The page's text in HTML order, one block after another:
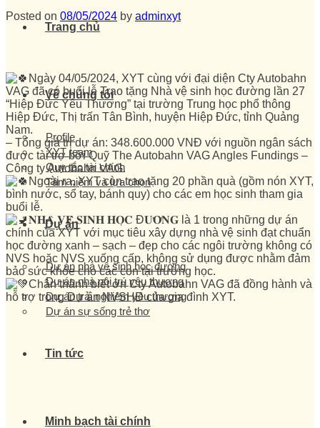
Trang chủ
Về chúng tôi
Profile
XYT team
Quy tắc tài chính
Tâm niệm và lựa chọn
Dự án
Dự án nhà vệ sinh học đường
Dự án nhà nội trú yêu thương
Dự án trải nghiệm yêu thương
Dự án sự sống trẻ thơ
Tin tức
Minh bạch tài chính
Posted on 08/05/2024 by adminxyt
Ngày 04/05/2024, XYT cùng với đại diện Cty Autobahn
VAG đã có buổi lễ Trao tặng Nhà vệ sinh học đường lần 27
“Hiệp Đức Yêu Thương” tại trường Trung học phổ thông
Hiệp Đức, Thị trấn Tân Bình, huyện Hiệp Đức, tỉnh Quảng
Nam.
– Tổng giá trị dự án: 348.600.000 VNĐ với nguồn ngân sách
được tài trợ bởi Quỹ The Autobahn VAG Angles Fundings –
Công ty Autobahn VAG.
Ngoài ra, XYT còn trao tặng 20 phần quà (gồm nón XYT,
bình nước, sổ tay, bánh quy) cho các em học sinh tham gia
buổi lễ.
𝐍𝐇𝐀̀ 𝐕𝐄̣̂ 𝐒𝐈𝐍𝐇 𝐇𝐎̣𝐂 Đ𝐔̛𝐎̛̀𝐍𝐆 là 1 trong những dự án
chính của XYT với mục tiêu xây dựng nhà vệ sinh đạt chuẩn
học đường xanh – sạch – đẹp cho các ngôi trường không có
NVS hoặc NVS xuống cấp, không sử dụng được nhằm đảm
bảo sức khỏe cho các con tại trường học.
Chân thành biết ơn Cty Autobahn VAG đã đồng hành và
hỗ trợ trong Dự án NVSHĐ của gia đình XYT.